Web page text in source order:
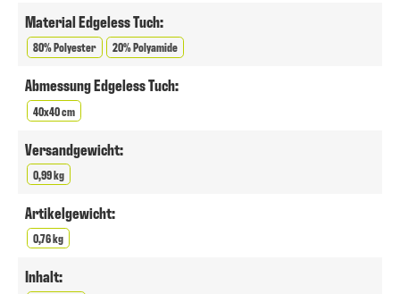
Material Edgeless Tuch:
80% Polyester 20% Polyamide
Abmessung Edgeless Tuch:
40x40 cm
Versandgewicht:
0,99 kg
Artikelgewicht:
0,76 kg
Inhalt: